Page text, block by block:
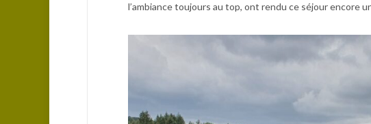
l’ambiance toujours au top, ont rendu ce séjour encore